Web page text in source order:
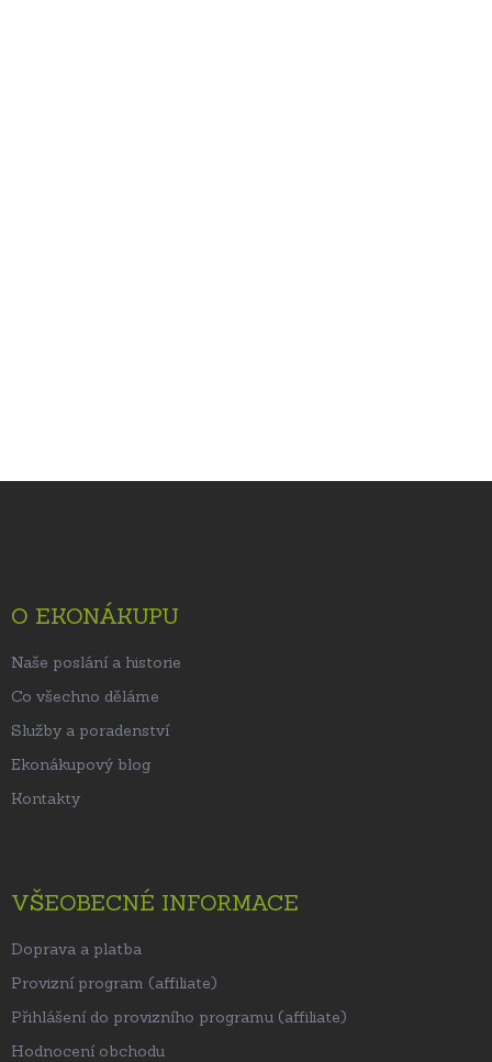
O EKONÁKUPU
Naše poslání a historie
Co všechno děláme
Služby a poradenství
Ekonákupový blog
Kontakty
VŠEOBECNÉ INFORMACE
Doprava a platba
Provizní program (affiliate)
Přihlášení do provizního programu (affiliate)
Hodnocení obchodu